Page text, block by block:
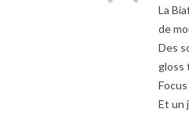
La
de
Des
gloss
Et un